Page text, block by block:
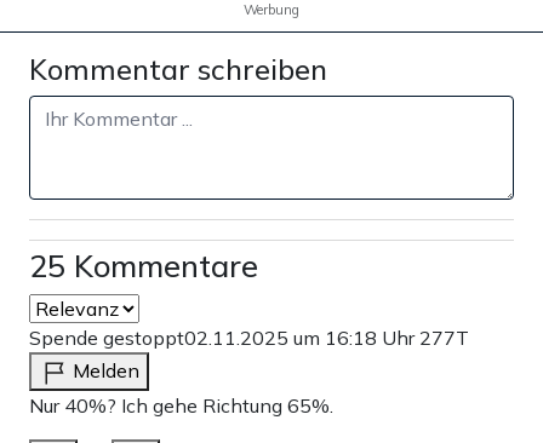
Werbung
Kommentar schreiben
25 Kommentare
Spende gestoppt02.11.2025 um 16:18 Uhr 277T
Melden
Nur 40%? Ich gehe Richtung 65%.